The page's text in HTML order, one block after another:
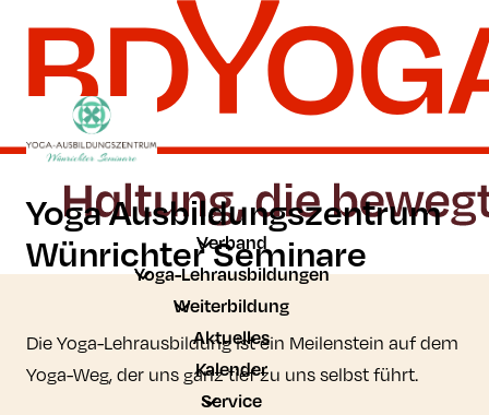
Zum Hauptinhalt der Seite springen
Zur Startseite navigieren
Verband
Yoga-Lehrausbildungen
Weiterbildung
Aktuelles
Kalender
Service
Yoga Ausbildungszentrum
Wünrichter Seminare
Die Yoga-Lehrausbildung ist ein Meilenstein auf dem
Yoga-Weg, der uns ganz tief zu uns selbst führt.